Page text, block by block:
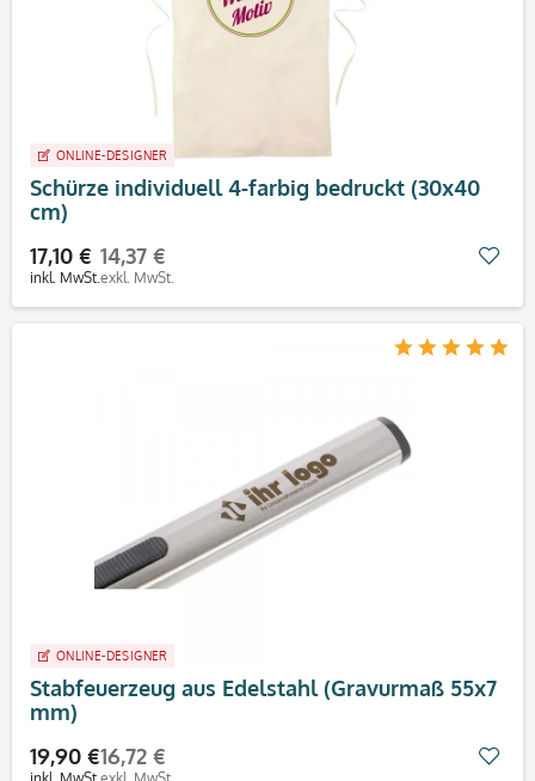
ONLINE-DESIGNER
Schürze individuell 4-farbig bedruckt (30x40
cm)
17,10 €
inkl. MwSt.
14,37 €
exkl. MwSt.
ONLINE-DESIGNER
Stabfeuerzeug aus Edelstahl (Gravurmaß 55x7
mm)
19,90 €16,72 €